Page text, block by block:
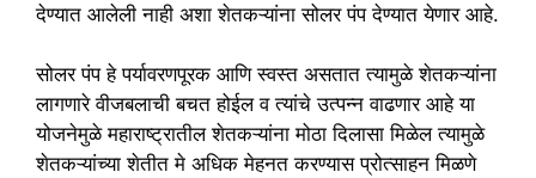
देण्यात आलेली नाही अशा शेतकऱ्यांना सोलर पंप देण्यात येणार आहे.
सोलर पंप हे पर्यावरणपूरक आणि स्वस्त असतात त्यामुळे शेतकऱ्यांना
लागणारे वीजबलाची बचत होईल व त्यांचे उत्पन्न वाढणार आहे या
योजनेमुळे महाराष्ट्रातील शेतकऱ्यांना मोठा दिलासा मिळेल त्यामुळे
शेतकऱ्यांच्या शेतीत मे अधिक मेहनत करण्यास प्रोत्साहन मिळणे